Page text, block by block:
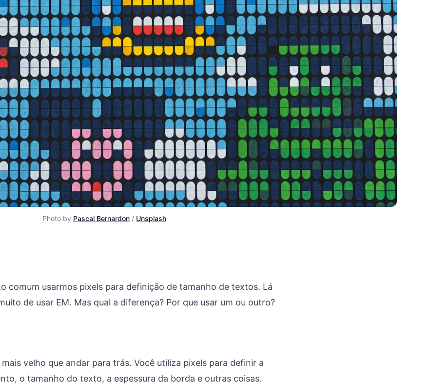
Photo by Pascal Bernardon / Unsplash
EM ou REM
comum usarmos pixels para definição de tamanho de textos. Lá
de usar EM. Mas qual a diferença? Por que usar um ou outro?
velho que andar para trás. Você utiliza pixels para definir a
o tamanho do texto, a espessura da borda e outras coisas.